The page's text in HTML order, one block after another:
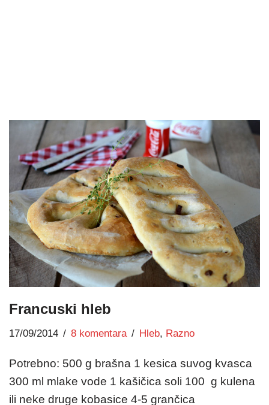
Francuski hleb
17/09/2014 8 komentara Hleb, Razno
Potrebno: 500 g brašna 1 kesica suvog kvasca
300 ml mlake vode 1 kašičica soli 100 g kulena
ili neke druge kobasice 4-5 grančica